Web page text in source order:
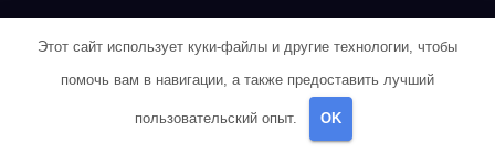
Михаил Булгаков — Мастер и Маргарита
Михаил Булгаков — Мастер и Маргарита
Этот сайт использует куки-файлы и другие технологии, чтобы
помочь вам в навигации, а также предоставить лучший
пользовательский опыт. OK